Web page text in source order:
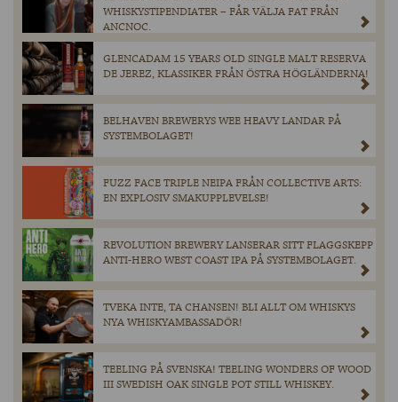
WHISKYSTIPENDIATER – FÅR VÄLJA FAT FRÅN
ANCNOC.
GLENCADAM 15 YEARS OLD SINGLE MALT RESERVA
DE JEREZ, KLASSIKER FRÅN ÖSTRA HÖGLÄNDERNA!
BELHAVEN BREWERYS WEE HEAVY LANDAR PÅ
SYSTEMBOLAGET!
FUZZ FACE TRIPLE NEIPA FRÅN COLLECTIVE ARTS:
EN EXPLOSIV SMAKUPPLEVELSE!
REVOLUTION BREWERY LANSERAR SITT FLAGGSKEPP
ANTI-HERO WEST COAST IPA PÅ SYSTEMBOLAGET.
TVEKA INTE, TA CHANSEN! BLI ALLT OM WHISKYS
NYA WHISKYAMBASSADÖR!
TEELING PÅ SVENSKA! TEELING WONDERS OF WOOD
III SWEDISH OAK SINGLE POT STILL WHISKEY.